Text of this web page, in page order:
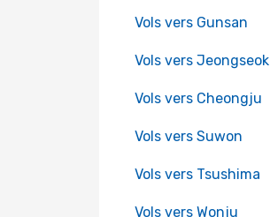
Vols vers Gunsan
Vols vers Jeongseok
Vols vers Cheongju
Vols vers Suwon
Vols vers Tsushima
Vols vers Wonju